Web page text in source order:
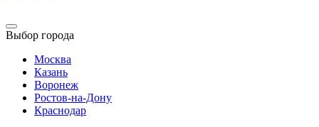
Выбор города
Москва
Казань
Воронеж
Ростов-на-Дону
Краснодар